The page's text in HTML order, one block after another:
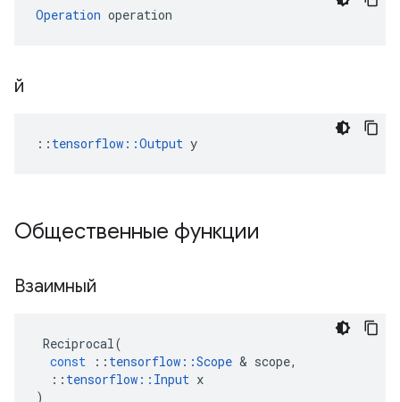
Operation operation
й
:: tensorflow::Output y
Общественные функции
Взаимный
Reciprocal(
const
:: tensorflow ::Scope & scope,
:: tensorflow :: Input x
)